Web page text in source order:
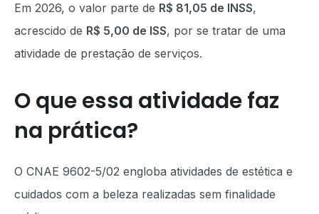
Em 2026, o valor parte de R$ 81,05 de INSS,
acrescido de R$ 5,00 de ISS, por se tratar de uma
atividade de prestação de serviços.
O que essa atividade faz
na prática?
O CNAE 9602-5/02 engloba atividades de estética e
cuidados com a beleza realizadas sem finalidade